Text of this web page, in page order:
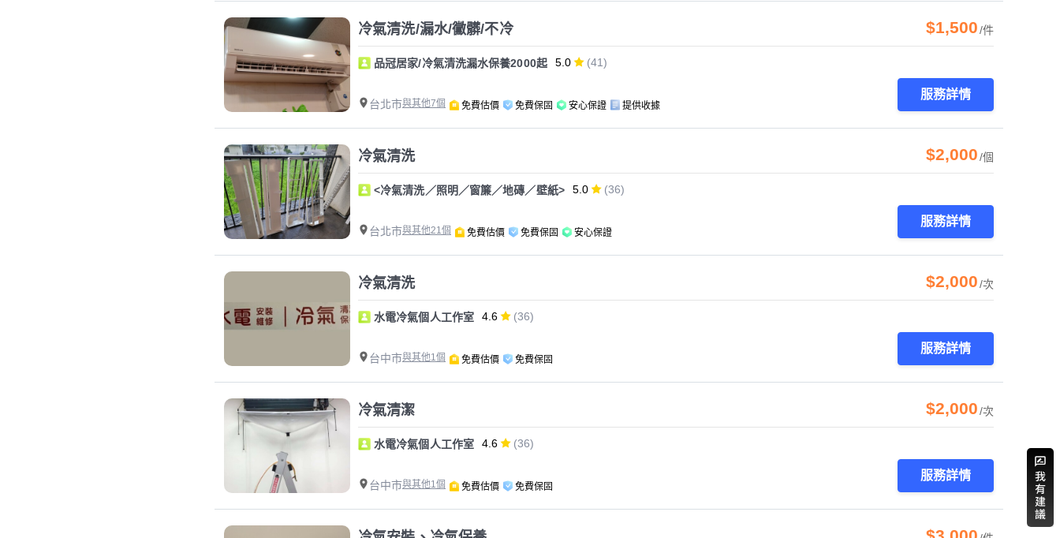
冷氣清洗/漏水/黴髒/不冷 $1,500/件
品冠居家/冷氣清洗漏水保養2000起 5.0 (41)
台北市與其他7個 免費估價 免費保固 安心保證 提供收據
服務詳情
冷氣清洗 $2,000/個
<冷氣清洗／照明／窗簾／地磚／壁紙> 5.0 (36)
台北市與其他21個 免費估價 免費保固 安心保證
服務詳情
冷氣清洗 $2,000/次
水電冷氣個人工作室 4.6 (36)
台中市與其他1個 免費估價 免費保固
服務詳情
冷氣清潔 $2,000/次
水電冷氣個人工作室 4.6 (36)
台中市與其他1個 免費估價 免費保固
服務詳情